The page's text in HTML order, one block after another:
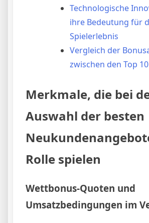
Technologische
ihre Bedeutung für
Spielerlebnis
Vergleich der
zwischen den Top
Merkmale, die bei
Auswahl der besten
Rolle spielen
Wettbonus-Quoten und
Umsatzbedingungen im